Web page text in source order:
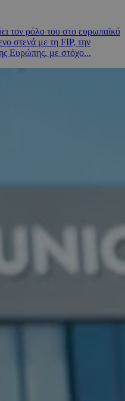
τον ρόλο του στο ευρωπαϊκό
στενά με τη FIP, την
Ευρώπης, με στόχο...